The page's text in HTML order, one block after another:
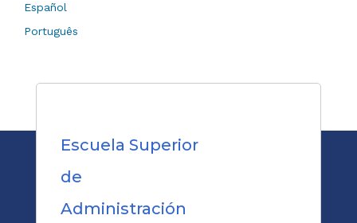
Español
Português
Escuela Superior
de
Administración